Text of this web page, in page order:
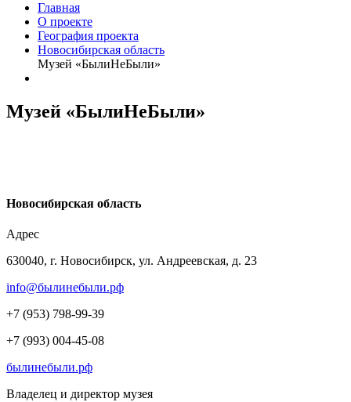
Главная
О проекте
География проекта
Новосибирская область
Музей «БылиНеБыли»
Музей «БылиНеБыли»
Новосибирская область
Адрес
630040, г. Новосибирск, ул. Андреевская, д. 23
info@былинебыли.рф
+7 (953) 798-99-39
+7 (993) 004-45-08
былинебыли.рф
Владелец и директор музея